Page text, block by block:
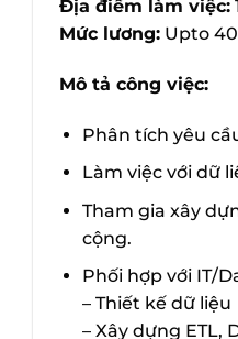
Địa điểm làm việc:
Mức lương: Upto
Mô tả công việc:
Phân tích yêu
Làm việc với dữ
Tham gia xây
cộng.
Phối hợp với IT/
– Thiết kế dữ liệu
– Xây dựng ETL,